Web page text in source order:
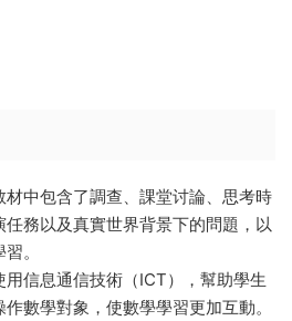
材中包含了調查、課堂讨論、思考時
任務以及真實世界背景下的問題，以
。
用信息通信技術（ICT），幫助學生
數學對象，使數學學習更加互動。